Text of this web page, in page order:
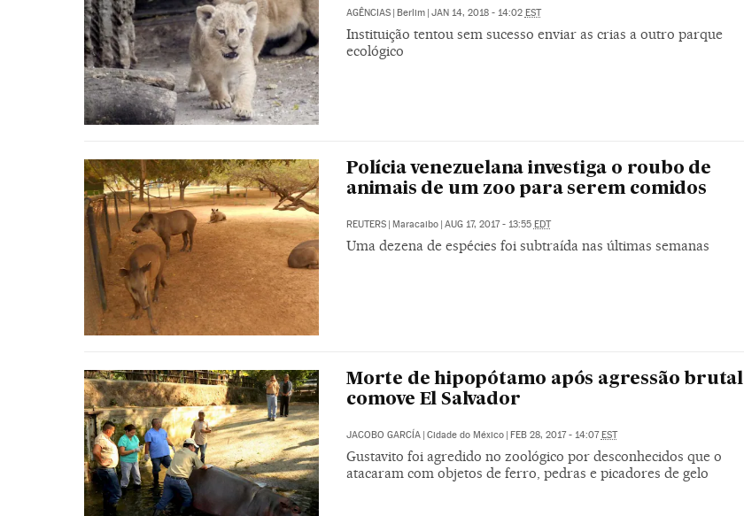
AGÊNCIAS Berlim JAN 14, 2018 - 14:02 EST
Instituição tentou sem sucesso enviar as crias a outro parque
ecológico
Polícia venezuelana investiga o roubo de
animais de um zoo para serem comidos
REUTERS Maracaibo AUG 17, 2017 - 13:55 EDT
Uma dezena de espécies foi subtraída nas últimas semanas
Morte de hipopótamo após agressão brutal
comove El Salvador
JACOBO GARCÍA | Cidade do México | FEB 28, 2017 - 14:07EST
Gustavito foi agredido no zoológico por desconhecidos que o
atacaram com objetos de ferro, pedras e picadores de gelo